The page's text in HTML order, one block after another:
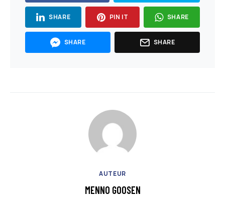
SHARE PIN IT SHARE
SHARE SHARE
AUTEUR
MENNO GOOSEN